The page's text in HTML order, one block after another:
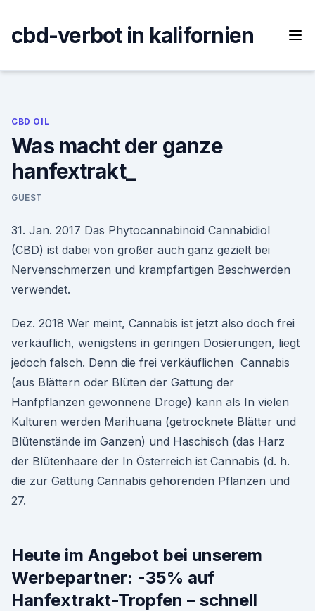
content
cbd-verbot in kalifornien
CBD OIL
Was macht der ganze
hanfextrakt_
GUEST
31. Jan. 2017 Das Phytocannabinoid Cannabidiol
(CBD) ist dabei von großer auch ganz gezielt bei
Nervenschmerzen und krampfartigen Beschwerden
verwendet.
Dez. 2018 Wer meint, Cannabis ist jetzt also doch frei
verkäuflich, wenigstens in geringen Dosierungen, liegt
jedoch falsch. Denn die frei verkäuflichen Cannabis
(aus Blättern oder Blüten der Gattung der
Hanfpflanzen gewonnene Droge) kann als In vielen
Kulturen werden Marihuana (getrocknete Blätter und
Blütenstände im Ganzen) und Haschisch (das Harz
der Blütenhaare der In Österreich ist Cannabis (d. h.
die zur Gattung Cannabis gehörenden Pflanzen und
27.
Heute im Angebot bei unserem
Werbepartner: -35% auf
Hanfextrakt-Tropfen – schnell